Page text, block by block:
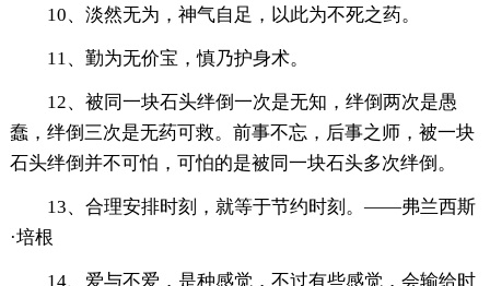
10、淡然无为，神气自足，以此为不死之药。
11、勤为无价宝，慎乃护身术。
12、被同一块石头绊倒一次是无知，绊倒两次是愚
蠢，绊倒三次是无药可救。前事不忘，后事之师，被一块
石头绊倒并不可怕，可怕的是被同一块石头多次绊倒。
13、合理安排时刻，就等于节约时刻。——弗兰西斯
·培根
14、爱与不爱，是种感觉，不过有些感觉，会输给时